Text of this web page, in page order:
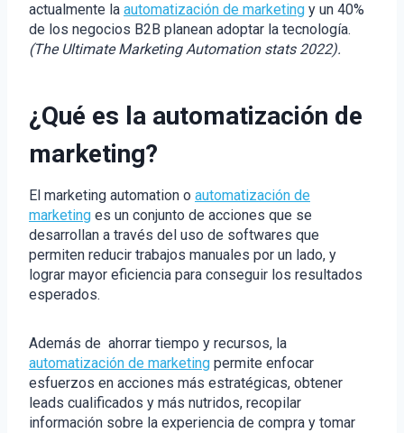
actualmente la automatización de marketing y un 40%
de los negocios B2B planean adoptar la tecnología.
(The Ultimate Marketing Automation stats 2022).
¿Qué es la automatización de
marketing?
El marketing automation o automatización de
marketing es un conjunto de acciones que se
desarrollan a través del uso de softwares que
permiten reducir trabajos manuales por un lado, y
lograr mayor eficiencia para conseguir los resultados
esperados.
Además de ahorrar tiempo y recursos, la
automatización de marketing permite enfocar
esfuerzos en acciones más estratégicas, obtener
leads cualificados y más nutridos, recopilar
información sobre la experiencia de compra y tomar